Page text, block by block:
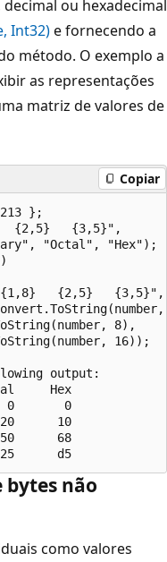
ou hexadecimal
Int32)e fornecendo a
método. O exemplo a
as representações
matriz de valores de
Copiar
};
{2,5}   {3,5}",
"Octal", "Hex");
{2,5}   {3,5}",
8),
16));
output:
Hex
0
10
68
bytes não
como valores